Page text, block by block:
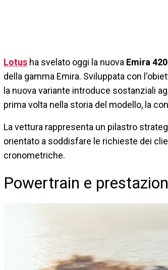
Lotus ha svelato oggi la nuova Emira
della gamma Emira. Sviluppata con
la nuova variante introduce sostanziali
prima volta nella storia del modello, la
La vettura rappresenta un pilastro
orientato a soddisfare le richieste dei
cronometriche.
Powertrain e